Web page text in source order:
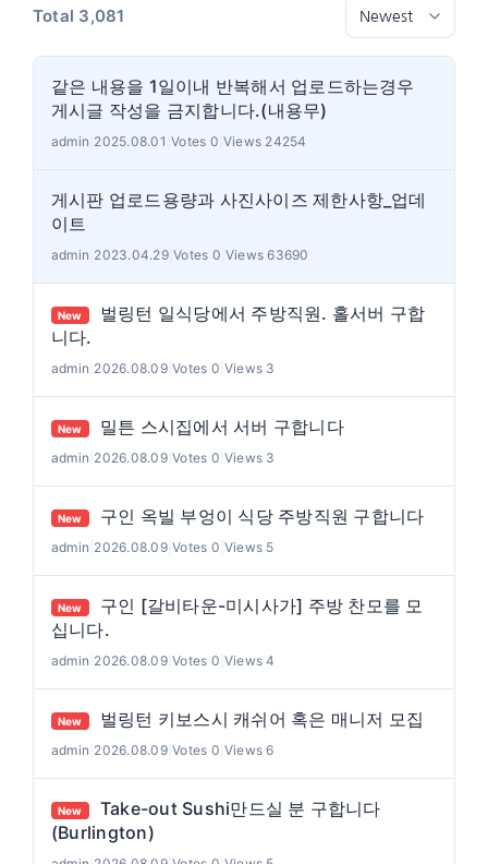
Total 3,081
같은 내용을 1일이내 반복해서 업로드하는경우
게시글 작성을 금지합니다.(내용무)
admin 2025.08.01 |Votes 0 |Views 24254
게시판 업로드용량과 사진사이즈 제한사항_업데
이트
admin 2023.04.29|Votes 0 |Views 63690
New
벌링턴 일식당에서 주방직원. 홀서버 구합
니다.
admin 2026.08.09|Votes 0 |Views 3
New 밀튼 스시집에서 서버 구합니다
admin 2026.08.09|Votes 0 |Views 3
New 구인 옥빌 부엉이 식당 주방직원 구합니다
admin 2026.08.09|Votes 0 |Views 5
New
구인 [갈비타운-미시사가] 주방 찬모를 모
십니다.
admin 2026.08.09|Votes 0 |Views 4
New 벌링턴 키보스시 캐쉬어 혹은 매니저 모집
admin 2026.08.09|Votes 0 |Views 6
New
Take-out Sushi만드실 분 구합니다
(Burlington)